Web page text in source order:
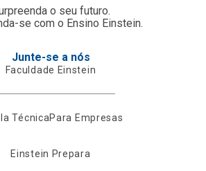
o seu futuro.
se com o Ensino Einstein.
Junte-se a nós
Faculdade Einstein
TécnicaPara Empresas
Einstein Prepara